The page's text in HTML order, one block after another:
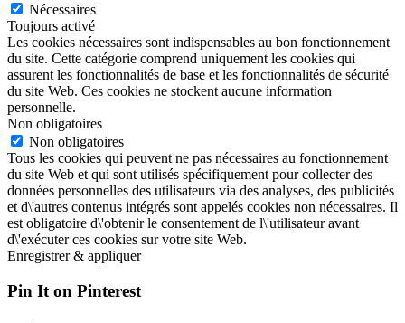
Nécessaires
Toujours activé
Les cookies nécessaires sont indispensables au bon fonctionnement
du site. Cette catégorie comprend uniquement les cookies qui
assurent les fonctionnalités de base et les fonctionnalités de sécurité
du site Web. Ces cookies ne stockent aucune information
personnelle.
Non obligatoires
Non obligatoires
Tous les cookies qui peuvent ne pas nécessaires au fonctionnement
du site Web et qui sont utilisés spécifiquement pour collecter des
données personnelles des utilisateurs via des analyses, des publicités
et d\'autres contenus intégrés sont appelés cookies non nécessaires. Il
est obligatoire d\'obtenir le consentement de l\'utilisateur avant
d\'exécuter ces cookies sur votre site Web.
Enregistrer & appliquer
Pin It on Pinterest